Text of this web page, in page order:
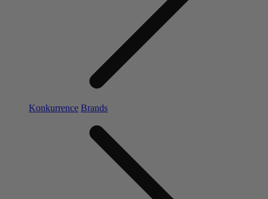
Konkurrence Brands